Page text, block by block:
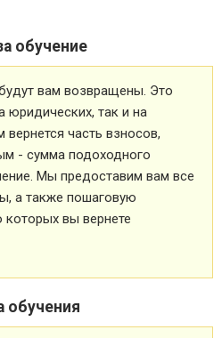
обучение
вам возвращены. Это
юридических, так и на
часть взносов,
- сумма подоходного
Мы предоставим вам все
а также пошаговую
вы вернете
обучения